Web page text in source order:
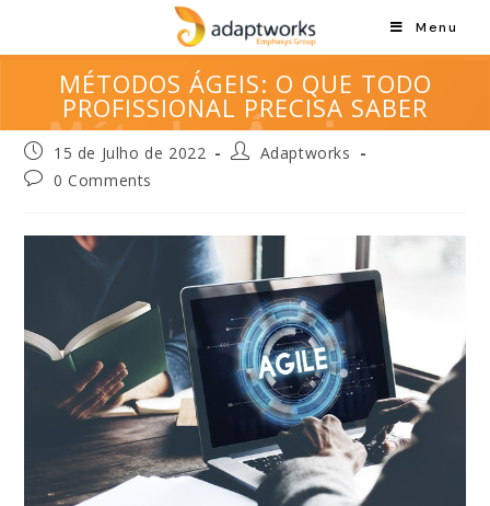
Menu
MÉTODOS ÁGEIS: O QUE TODO
PROFISSIONAL PRECISA SABER
15 de Julho de 2022
Adaptworks
0 Comments